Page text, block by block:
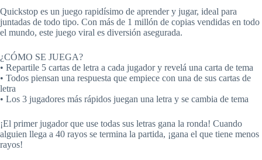
Quickstop es un juego rapidísimo de aprender y jugar, ideal para
juntadas de todo tipo. Con más de 1 millón de copias vendidas en todo
el mundo, este juego viral es diversión asegurada.
¿CÓMO SE JUEGA?
• Repartile 5 cartas de letra a cada jugador y revelá una carta de tema
• Todos piensan una respuesta que empiece con una de sus cartas de
letra
• Los 3 jugadores más rápidos juegan una letra y se cambia de tema
¡El primer jugador que use todas sus letras gana la ronda! Cuando
alguien llega a 40 rayos se termina la partida, ¡gana el que tiene menos
rayos!